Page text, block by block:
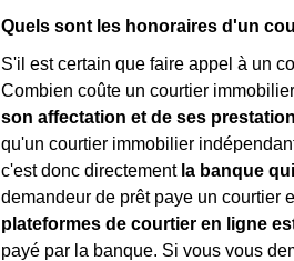
Quels sont les honoraires d'un
S'il est certain que faire appel à un
Combien coûte un courtier
son affectation et de ses
qu'un courtier immobilier
c'est donc directement la banque
demandeur de prêt paye un courtier
plateformes de courtier en ligne
payé par la banque. Si vous vous